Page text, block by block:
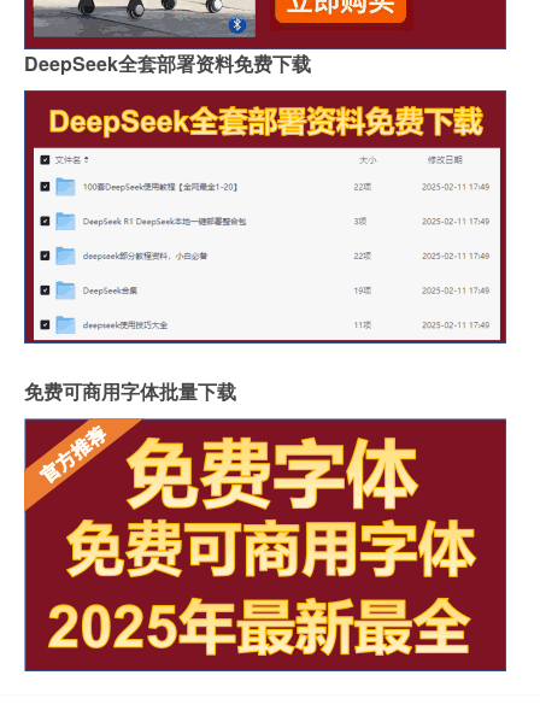
DeepSeek全套部署资料免费下载
免费可商用字体批量下载